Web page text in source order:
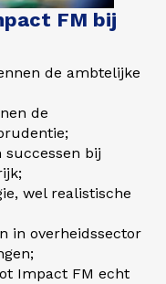
FM bij
de ambtelijke
de
successen bij
wel realistische
in overheidssector
Impact FM echt